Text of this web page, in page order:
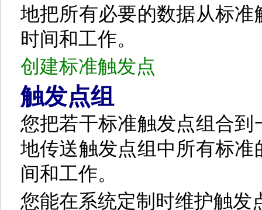
地把所有必要的数据从标
时间和工作。
创建标准触发点
触发点组
您把若干标准触发点组合
地传送触发点组中所有标
间和工作。
您能在系统定制时维护触发